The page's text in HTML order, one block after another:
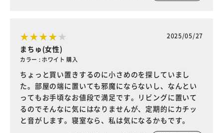
2025/05/27
まちゅ(女性)
カラー : ホワイト 購入
ちょっと買い置きするのに小さめのを探していまし
た。部屋の端に置いても邪魔にならないし、なんとい
ってもお手頃なお値段で満足です。リビングに置いて
るのでそんなに気にはなりませんが、定期的にカチッ
と音がします。寝室なら、私は気になるかもです。